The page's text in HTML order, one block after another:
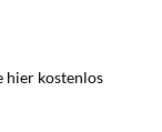
hier kostenlos